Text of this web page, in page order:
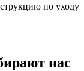
по уходу
нас